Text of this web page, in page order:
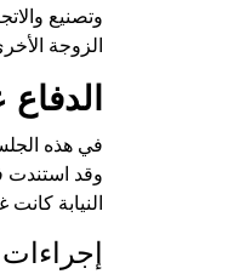
وتصنيع
الزوجة
في هذه
وقد استندت
النيابة